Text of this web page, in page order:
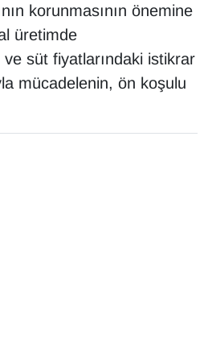
korunmasının önemine
üretimde
süt fiyatlarındaki istikrar
mücadelenin, ön koşulu